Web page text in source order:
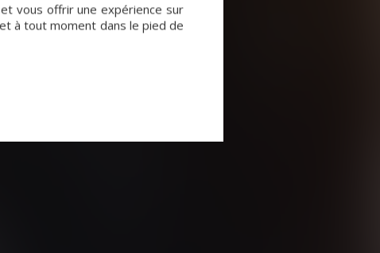
vous offrir une expérience sur
à tout moment dans le pied de